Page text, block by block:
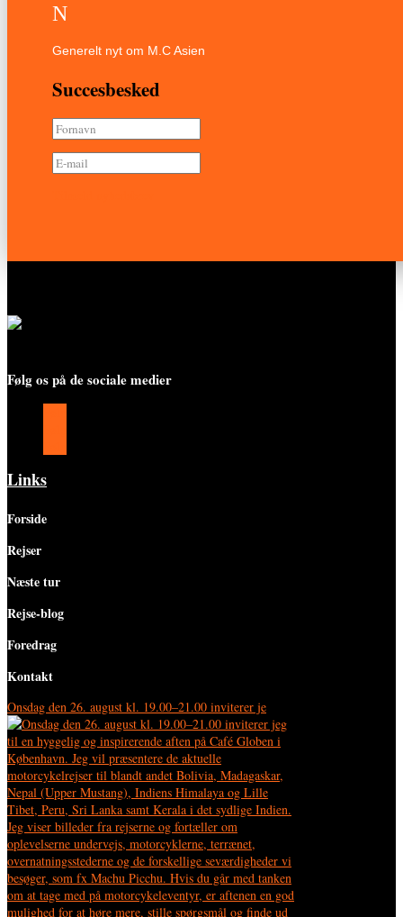
N
Generelt nyt om M.C Asien
Succesbesked
Følg os på de sociale medier
Links
Forside
Rejser
Næste tur
Rejse-blog
Foredrag
Kontakt
Onsdag den 26. august kl. 19.00–21.00 inviterer je